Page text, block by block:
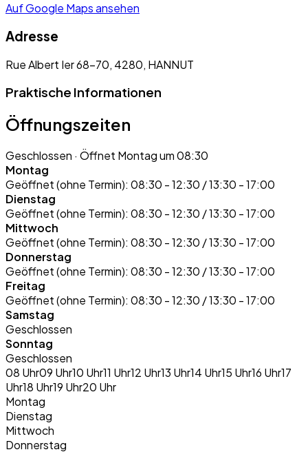
Auf Google Maps ansehen
Adresse
Rue Albert Ier 68-70, 4280, HANNUT
Praktische Informationen
Öffnungszeiten
Geschlossen · Öffnet Montag um 08:30
Montag
Geöffnet (ohne Termin): 08:30 - 12:30 / 13:30 - 17:00
Dienstag
Geöffnet (ohne Termin): 08:30 - 12:30 / 13:30 - 17:00
Mittwoch
Geöffnet (ohne Termin): 08:30 - 12:30 / 13:30 - 17:00
Donnerstag
Geöffnet (ohne Termin): 08:30 - 12:30 / 13:30 - 17:00
Freitag
Geöffnet (ohne Termin): 08:30 - 12:30 / 13:30 - 17:00
Samstag
Geschlossen
Sonntag
Geschlossen
08 Uhr09 Uhr10 Uhr11 Uhr12 Uhr13 Uhr14 Uhr15 Uhr16 Uhr17
Uhr18 Uhr19 Uhr20 Uhr
Montag
Dienstag
Mittwoch
Donnerstag